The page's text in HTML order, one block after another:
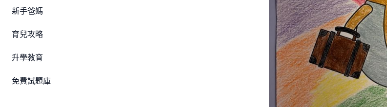
新手爸媽
育兒攻略
升學教育
免費試題庫